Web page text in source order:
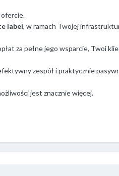
ofercie.
label, w ramach Twojej
za pełne jego wsparcie, Twoi
zespół i praktycznie
jest znacznie więcej.